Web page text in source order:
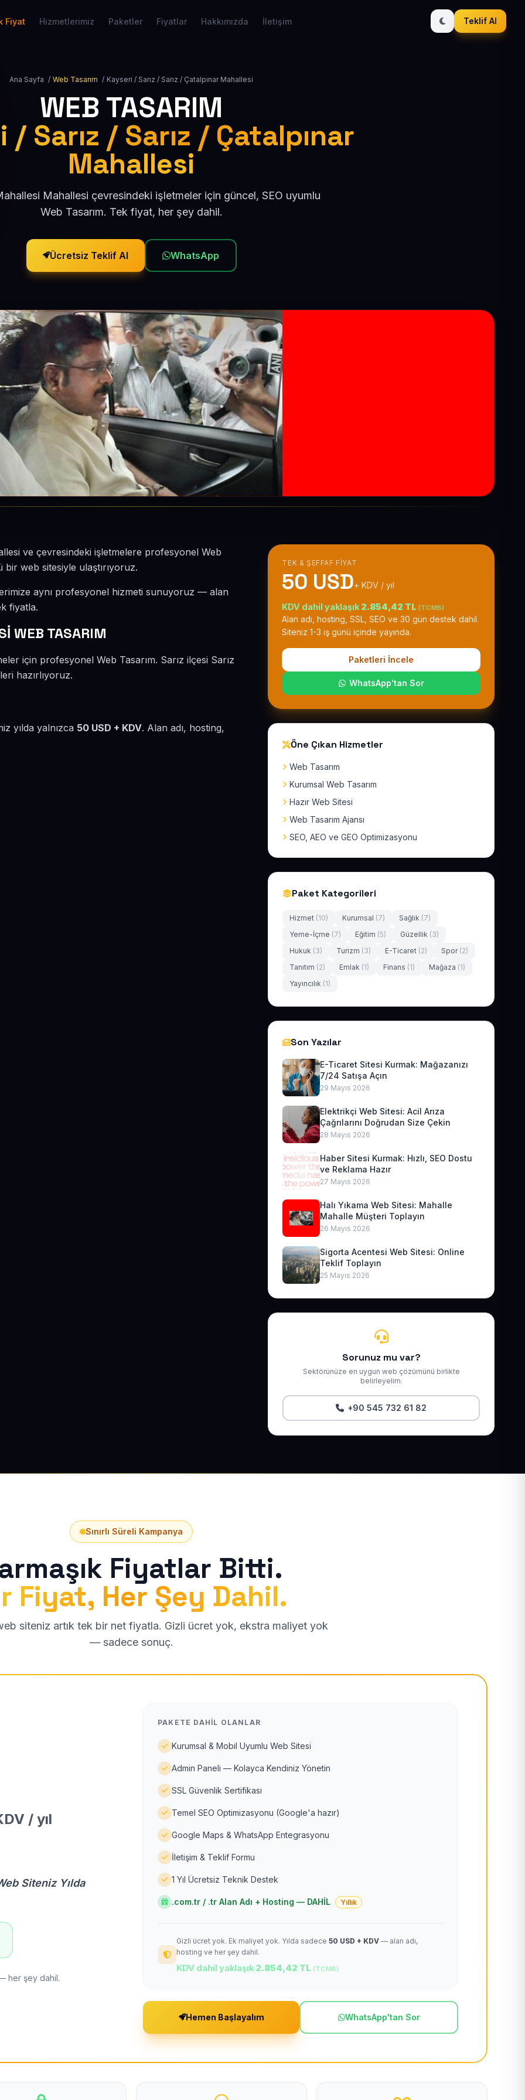
Fiyat Hizmetlerimiz Paketler Fiyatlar Hakkımızda İletişim Teklif Al
Ana Sayfa / Web Tasarım / Kayseri / Sarız / Sarız / Çatalpınar Mahallesi
WEB TASARIM
Sarız / Sarız / Çatalpınar
Mahallesi
Mahallesi çevresindeki işletmeler için güncel, SEO uyumlu
Web Tasarım. Tek fiyat, her şey dahil.
Ücretsiz Teklif Al WhatsApp
ve çevresindeki işletmelere profesyonel Web
web sitesiyle ulaştırıyoruz.
aynı profesyonel hizmeti sunuyoruz — alan
fiyatla.
WEB TASARIM
için profesyonel Web Tasarım. Sarız ilçesi Sarız
hazırlıyoruz.
yılda yalnızca 50 USD + KDV. Alan adı, hosting,
TEK & ŞEFFAF FIYAT
50 USD+ KDV / yıl
KDV dahil yaklaşık 2.854,42 TL (TCMB)
Alan adı, hosting, SSL, SEO ve 30 gün destek dahil.
Siteniz 1-3 iş günü içinde yayında.
Paketleri İncele
WhatsApp'tan Sor
Öne Çıkan Hizmetler
Web Tasarım
Kurumsal Web Tasarım
Hazır Web Sitesi
Web Tasarım Ajansı
SEO, AEO ve GEO Optimizasyonu
Paket Kategorileri
Hizmet (10) Kurumsal (7) Sağlık (7)
Yeme-İçme (7) Eğitim (5) Güzellik (3)
Hukuk (3) Turizm (3) E-Ticaret (2) Spor (2)
Tanıtım (2) Emlak (1) Finans (1) Mağaza (1)
Yayıncılık (1)
Son Yazılar
E-Ticaret Sitesi Kurmak: Mağazanızı
7/24 Satışa Açın
29 Mayıs 2026
Elektrikçi Web Sitesi: Acil Arıza
Çağrılarını Doğrudan Size Çekin
28 Mayıs 2026
Haber Sitesi Kurmak: Hızlı, SEO Dostu
ve Reklama Hazır
27 Mayıs 2026
Halı Yıkama Web Sitesi: Mahalle
Mahalle Müşteri Toplayın
26 Mayıs 2026
Sigorta Acentesi Web Sitesi: Online
Teklif Toplayın
25 Mayıs 2026
Sorunuz mu var?
Sektörünüze en uygun web çözümünü birlikte
belirleyelim.
+90 545 732 61 82
Sınırlı Süreli Kampanya
Fiyatlar Bitti.
Fiyat, Her Şey Dahil.
siteniz artık tek bir net fiyatla. Gizli ücret yok, ekstra maliyet yok
— sadece sonuç.
/ yıl
Siteniz Yılda
her şey dahil.
PAKETE DAHIL OLANLAR
Kurumsal & Mobil Uyumlu Web Sitesi
Admin Paneli — Kolayca Kendiniz Yönetin
SSL Güvenlik Sertifikası
Temel SEO Optimizasyonu (Google'a hazır)
Google Maps & WhatsApp Entegrasyonu
İletişim & Teklif Formu
1 Yıl Ücretsiz Teknik Destek
.com.tr / .tr Alan Adı + Hosting — DAHİL Yıllık
Gizli ücret yok. Ek maliyet yok. Yılda sadece 50 USD + KDV — alan adı,
hosting ve her şey dahil.
KDV dahil yaklaşık 2.854,42 TL (TCMB)
Hemen Başlayalım WhatsApp'tan Sor